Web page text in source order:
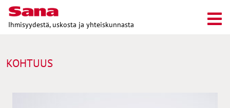
Ihmisyydestä, uskosta ja yhteiskunnasta
KOHTUUS